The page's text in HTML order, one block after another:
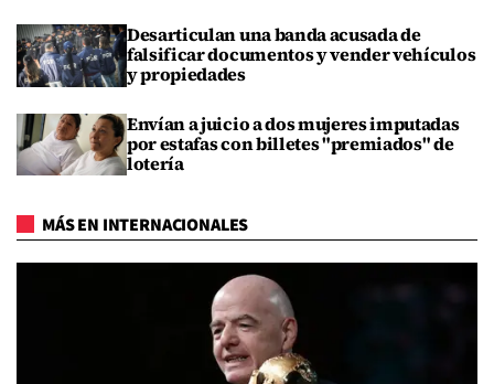
Desarticulan una banda acusada de
falsificar documentos y vender vehículos
y propiedades
Envían a juicio a dos mujeres imputadas
por estafas con billetes "premiados" de
lotería
MÁS EN INTERNACIONALES